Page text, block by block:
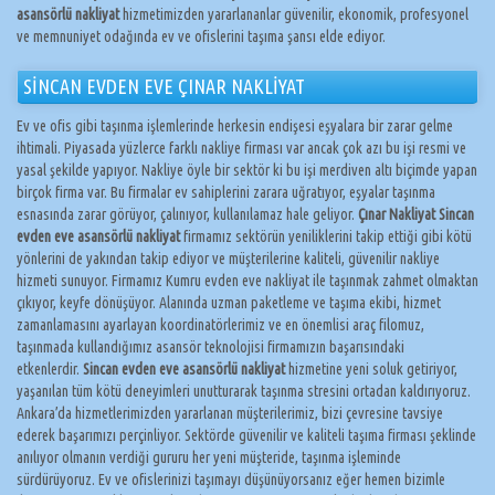
asansörlü nakliyathizmetimizden yararlananlar güvenilir, ekonomik, profesyonel
ve memnuniyet odağında ev ve ofislerini taşıma şansı elde ediyor.
SİNCAN EVDEN EVE ÇINAR NAKLİYAT
Ev ve ofis gibi taşınma işlemlerinde herkesin endişesi eşyalara bir zarar gelme
ihtimali. Piyasada yüzlerce farklı nakliye firması var ancak çok azı bu işi resmi ve
yasal şekilde yapıyor. Nakliye öyle bir sektör ki bu işi merdiven altı biçimde yapan
birçok firma var. Bu firmalar ev sahiplerini zarara uğratıyor, eşyalar taşınma
esnasında zarar görüyor, çalınıyor, kullanılamaz hale geliyor. Çınar Nakliyat Sincan
evden eve asansörlü nakliyatfirmamız sektörün yeniliklerini takip ettiği gibi kötü
yönlerini de yakından takip ediyor ve müşterilerine kaliteli, güvenilir nakliye
hizmeti sunuyor. Firmamız Kumru evden eve nakliyat ile taşınmak zahmet olmaktan
çıkıyor, keyfe dönüşüyor. Alanında uzman paketleme ve taşıma ekibi, hizmet
zamanlamasını ayarlayan koordinatörlerimiz ve en önemlisi araç filomuz,
taşınmada kullandığımız asansör teknolojisi firmamızın başarısındaki
etkenlerdir. Sincan evden eve asansörlü nakliyathizmetine yeni soluk getiriyor,
yaşanılan tüm kötü deneyimleri unutturarak taşınma stresini ortadan kaldırıyoruz.
Ankara’da hizmetlerimizden yararlanan müşterilerimiz, bizi çevresine tavsiye
ederek başarımızı perçinliyor. Sektörde güvenilir ve kaliteli taşıma firması şeklinde
anılıyor olmanın verdiği gururu her yeni müşteride, taşınma işleminde
sürdürüyoruz. Ev ve ofislerinizi taşımayı düşünüyorsanız eğer hemen bizimle